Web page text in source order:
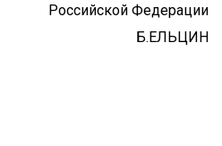
Российской Федерации
Б.ЕЛЬЦИН